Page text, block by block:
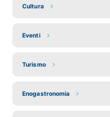
Cultura
Eventi
Turismo
Enogastronomia